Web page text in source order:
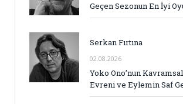
Geçen Sezonun En İyi
Serkan Fırtına
02.08.2026
Yoko Ono’nun
Evreni ve Eylemin Saf